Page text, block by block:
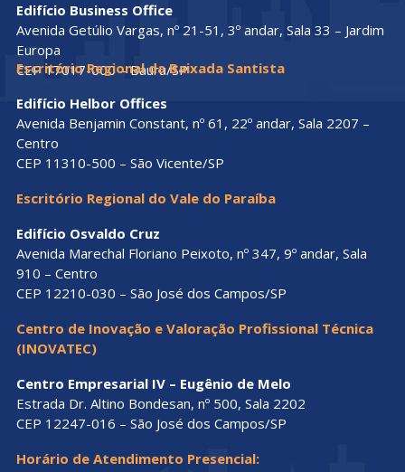
Edifício Business Office
Avenida Getúlio Vargas, nº 21-51, 3º andar, Sala 33 – Jardim
Europa
CEP 17017-000 – Bauru/SP
Escritório Regional da Baixada Santista
Edifício Helbor Offices
Avenida Benjamin Constant, nº 61, 22º andar, Sala 2207 –
Centro
CEP 11310-500 – São Vicente/SP
Escritório Regional do Vale do Paraíba
Edifício Osvaldo Cruz
Avenida Marechal Floriano Peixoto, nº 347, 9º andar, Sala
910 – Centro
CEP 12210-030 – São José dos Campos/SP
Centro de Inovação e Valoração Profissional Técnica
(INOVATEC)
Centro Empresarial IV – Eugênio de Melo
Estrada Dr. Altino Bondesan, nº 500, Sala 2202
CEP 12247-016 – São José dos Campos/SP
Horário de Atendimento Presencial: